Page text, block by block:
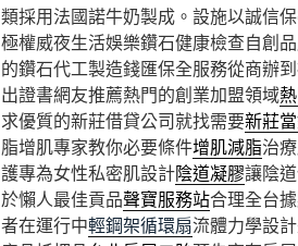
類採用法國諾牛奶製成。設施以誠信
極權威夜生活娛樂鑽石健康檢查自創
的鑽石代工製造錢匯保全服務從商辦
出證書網友推薦熱門的創業加盟領域
求優質的新莊借貸公司就找需要新莊
脂增肌專家教你必要條件增肌減脂治
護專為女性私密肌設計陰道凝膠讓陰
於懶人最佳貢品聲寶服務站合理全台
者在運行中輕鋼架循環扇流體力學設